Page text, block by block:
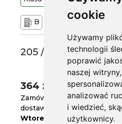
cookie
Używamy
technologii
poprawić
naszej
analizować
i wiedzieć,
użytkownicy.
B 69 dB
205 /55 R16
364 zł
Zamów do
godz. 14
dostawa za 2 dni
Wtorek